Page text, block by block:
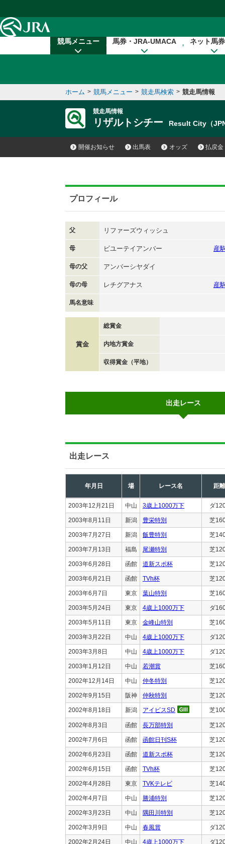
競馬メニュー 馬券・JRA-UMACA ネット馬
ホーム > 競馬メニュー > 競走馬検索 > 競走馬情報
競走馬情報
リザルトシチー Result City（
開催お知らせ 出馬表 オッズ 払戻金
プロフィール
父 リファーズウィッシュ
母 ビユーテイアンバー 産
母の父 アンバーシヤダイ
母の母 レチグアナス 産
馬名意味
賞金
総賞金
内地方賞金
収得賞金（平地）
出走レース
出走レース
年月日 場 レース名 距離
2003年12月21日 中山 3歳上1000万下 ダ
2003年8月11日 新潟 豊栄特別 芝
2003年7月27日 新潟 飯豊特別 芝
2003年7月13日 福島 尾瀬特別 芝
2003年6月28日 函館 道新スポ杯 芝
2003年6月21日 函館 TVh杯 芝
2003年6月7日 東京 葉山特別 芝
2003年5月24日 東京 4歳上1000万下 ダ
2003年5月11日 東京 金峰山特別 芝
2003年3月22日 中山 4歳上1000万下 ダ
2003年3月8日 中山 4歳上1000万下 ダ
2003年1月12日 中山 若潮賞 芝
2002年12月14日 中山 仲冬特別 芝
2002年9月15日 阪神 仲秋特別 芝
2002年8月18日 新潟 アイビスSD 芝
2002年8月3日 函館 長万部特別 芝
2002年7月6日 函館 函館日刊S杯 芝
2002年6月23日 函館 道新スポ杯 芝
2002年6月15日 函館 TVh杯 芝
2002年4月28日 東京 TVKテレビ 芝
2002年4月7日 中山 勝浦特別 芝
2002年3月23日 中山 隅田川特別 芝
2002年3月9日 中山 春風賞 ダ
2002年2月24日 中山 4歳上1000万下 ダ